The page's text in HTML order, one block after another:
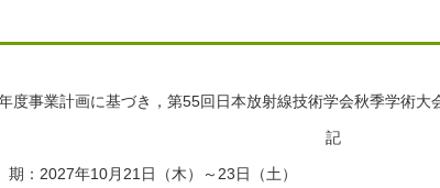
度事業計画に基づき，第55回日本放射線技術学会秋季学術大
記
2027年10月21日（木）～23日（土）